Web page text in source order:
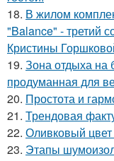
18. В жилом
"Balance" - третий
Кристины
19. Зона отдыха на
продуманная для
20. Простота и
21. Трендовая
22. Оливковый цвет
23. Этапы